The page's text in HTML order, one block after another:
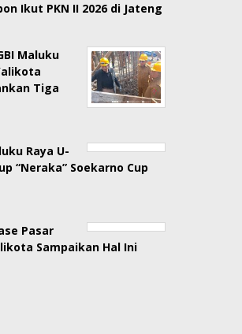
Ikut PKN II 2026 di Jateng
Maluku
Tiga
Raya U-
“Neraka” Soekarno Cup
Pasar
Sampaikan Hal Ini